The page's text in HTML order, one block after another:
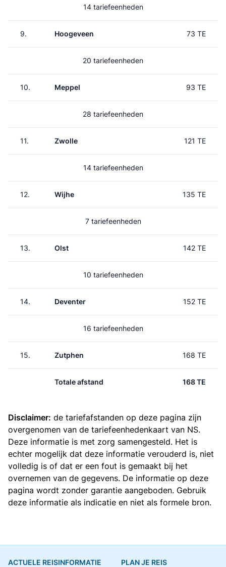
14 tariefeenheden
9. Hoogeveen 73 TE
20 tariefeenheden
10. Meppel 93 TE
28 tariefeenheden
11. Zwolle 121 TE
14 tariefeenheden
12. Wijhe 135 TE
7 tariefeenheden
13. Olst 142 TE
10 tariefeenheden
14. Deventer 152 TE
16 tariefeenheden
15. Zutphen 168 TE
Totale afstand 168 TE
Disclaimer: de tariefafstanden op deze pagina zijn
overgenomen van de tariefeenhedenkaart van NS.
Deze informatie is met zorg samengesteld. Het is
echter mogelijk dat deze informatie verouderd is, niet
volledig is of dat er een fout is gemaakt bij het
overnemen van de gegevens. De informatie op deze
pagina wordt zonder garantie aangeboden. Gebruik
deze informatie als indicatie en niet als formele bron.
ACTUELE REISINFORMATIE PLAN JE REIS